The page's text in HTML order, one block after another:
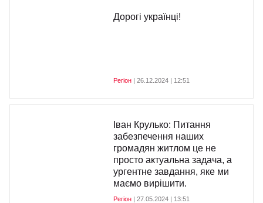
Дорогі українці!
Регіон | 26.12.2024 | 12:51
Іван Крулько: Питання
забезпечення наших
громадян житлом це не
просто актуальна задача, а
ургентне завдання, яке ми
маємо вирішити.
Регіон | 27.05.2024 | 13:51